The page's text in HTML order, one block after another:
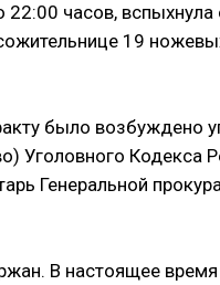
22:00 часов,
19
было возбуждено
Уголовного Кодекса
Генеральной
В настоящее время